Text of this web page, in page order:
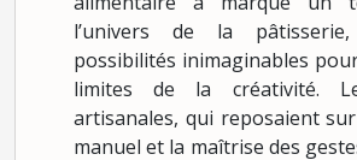
l’univers de la
possibilités inimaginables
limites de la créativité.
artisanales, qui reposaient
manuel et la maîtrise des